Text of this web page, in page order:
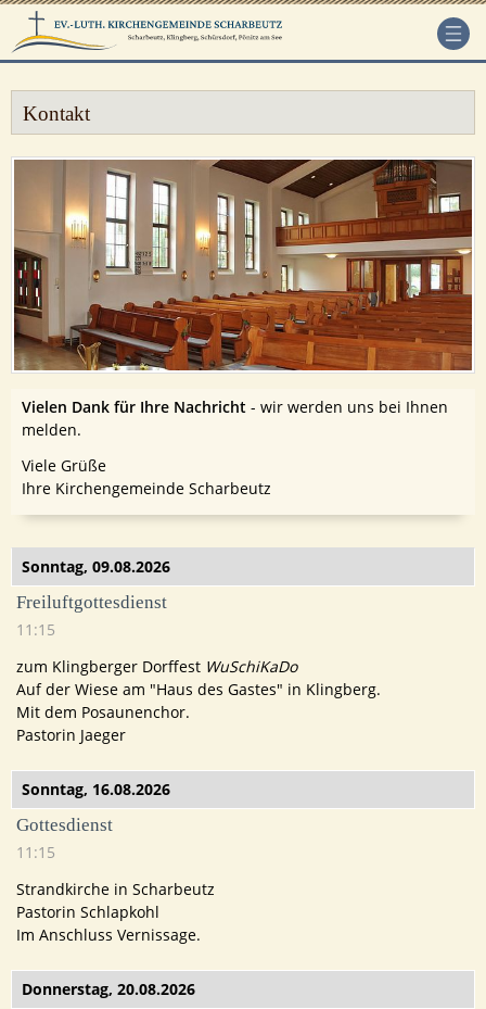
Kontakt
Vielen Dank für Ihre Nachricht - wir werden uns bei Ihnen
melden.
Viele Grüße
Ihre Kirchengemeinde Scharbeutz
Sonntag, 09.08.2026
Freiluftgottesdienst
11:15
zum Klingberger Dorffest WuSchiKaDo
Auf der Wiese am "Haus des Gastes" in Klingberg.
Mit dem Posaunenchor.
Pastorin Jaeger
Sonntag, 16.08.2026
Gottesdienst
11:15
Strandkirche in Scharbeutz
Pastorin Schlapkohl
Im Anschluss Vernissage.
Donnerstag, 20.08.2026